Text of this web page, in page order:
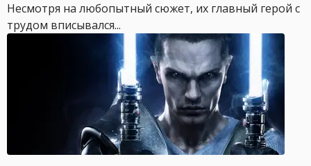
Несмотря на любопытный сюжет, их главный герой с
трудом вписывался...